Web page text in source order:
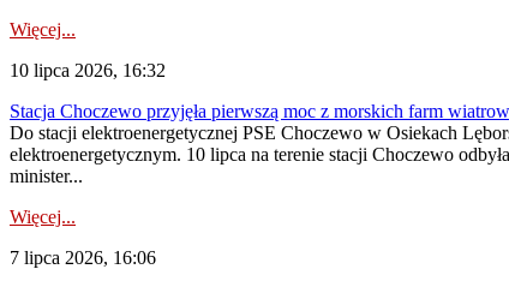
Więcej...
10 lipca 2026, 16:32
Stacja Choczewo przyjęła pierwszą moc z morskich farm
Do stacji elektroenergetycznej PSE Choczewo w Osiekach
elektroenergetycznym. 10 lipca na terenie stacji Choczewo
minister...
Więcej...
7 lipca 2026, 16:06